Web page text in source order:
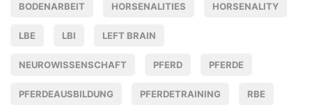
BODENARBEIT HORSENALITIES HORSENALITY
LBE LBI LEFT BRAIN
NEUROWISSENSCHAFT PFERD PFERDE
PFERDEAUSBILDUNG PFERDETRAINING RBE